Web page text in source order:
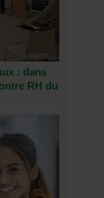
: dans
RH du